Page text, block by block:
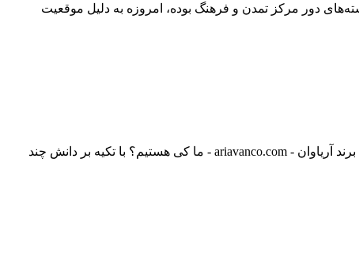
دور مرکز تمدن و فرهنگ بوده، امروزه به دلیل موقعیت
گروه تولیدی صنعتی آریاوان - Ariavan آریاوان تولید کننده انواع وان و جکوزی با مواد اولیه مرغوب و کیفیت بسیار بالا در ایران لوگو و نشان برند آریاوان - ariavanco.com - ما کی هستیم؟ با تکیه بر دانش چند